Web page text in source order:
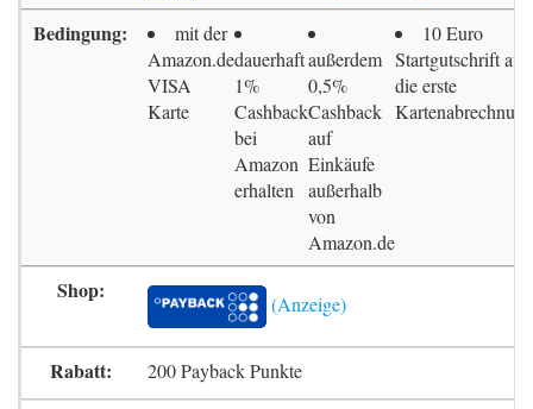
mit der
Amazon.de
VISA
Karte
dauerhaft
1%
Cashback
bei
Amazon
erhalten
außerdem
0,5%
Cashback
auf
Einkäufe
außerhalb
von
Amazon.de
10 Euro
Startgutschrift auf
die erste
Kartenabrechnung
200 Payback Punkte